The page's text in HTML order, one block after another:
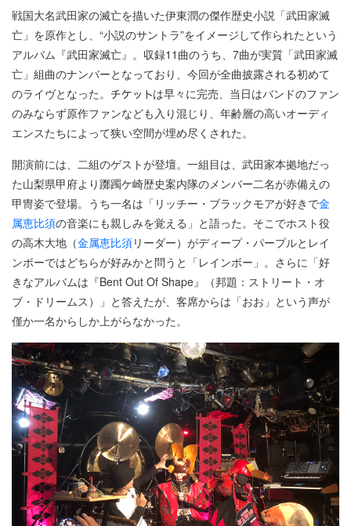
戦国大名武田家の滅亡を描いた伊東潤の傑作歴史小説「武田家滅
亡」を原作とし、“小説のサントラ”をイメージして作られたという
アルバム『武田家滅亡』。収録11曲のうち、7曲が実質「武田家滅
亡」組曲のナンバーとなっており、今回が全曲披露される初めて
のライヴとなった。
は早々に完売、当日はバンドのファン
のみならず原作ファンなども入り混じり、年齢層の高いオーディ
エンスたちによって狭い空間が埋め尽くされた。
開演前には、二組のゲストが登壇。一組目は、武田家本拠地だっ
た山梨県甲府より躑躅ケ崎歴史案内隊のメンバー二名が赤備えの
甲冑姿で登場。うち一名は「リッチー・ブラックモアが好きで金
属恵比須の音楽にも親しみを覚える」と語った。そこでホスト役
の高木大地（金属恵比須リーダー）がディープ・パープルとレイ
ンボーではどちらが好みかと問うと「レインボー」。さらに「好
きなアルバムは『Bent Out Of Shape』（邦題：ストリート・オ
ブ・ドリームス）」と答えたが、客席からは「おお」という声が
僅か一名からしか上がらなかった。